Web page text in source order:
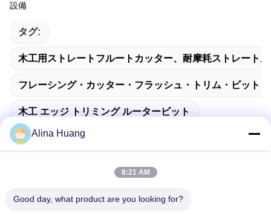
設備
タグ:
木工用ストレートフルートカッター、耐摩耗ストレート
フレーシング・カッター・フラッシュ・トリム・ビット
木工 エッジ トリミング ルータービット
Alina Huang
8:21 AM
Good day, what product are you looking for?